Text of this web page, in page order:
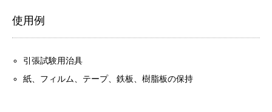
使用例
引張試験用治具
紙、フィルム、テープ、鉄板、樹脂板の保持